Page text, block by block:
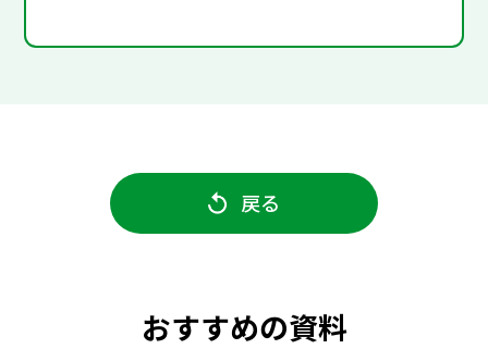
戻る
おすすめの資料